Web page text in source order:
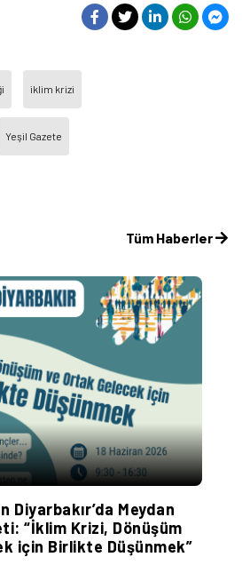
iklim krizi
Yeşil Gazete
Tüm Haberler
Diyarbakır’da Meydan
“İklim Krizi, Dönüşüm
için Birlikte Düşünmek”